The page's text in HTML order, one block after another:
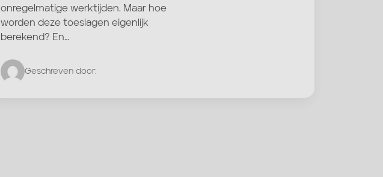
onregelmatige werktijden. Maar hoe
worden deze toeslagen eigenlijk
berekend? En…
Geschreven door: